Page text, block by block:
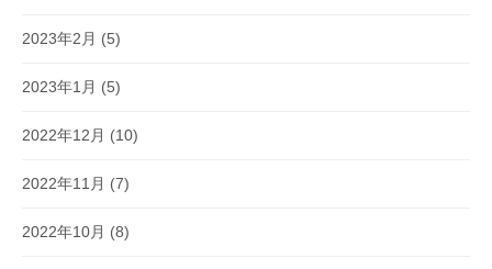
2023年2月 (5)
2023年1月 (5)
2022年12月 (10)
2022年11月 (7)
2022年10月 (8)